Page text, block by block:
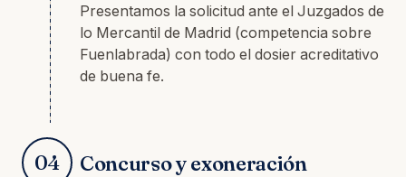
Presentamos la solicitud ante el Juzgados de
lo Mercantil de Madrid (competencia sobre
Fuenlabrada) con todo el dosier acreditativo
de buena fe.
04 Concurso y exoneración